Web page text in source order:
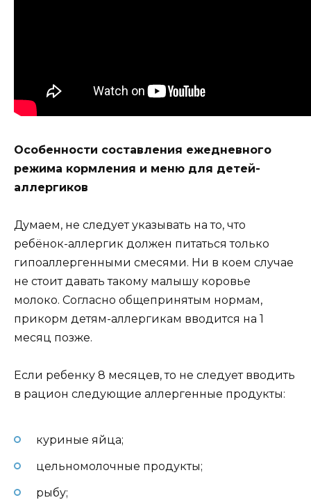
Особенности составления ежедневного
режима кормления и меню для детей-
аллергиков
Думаем, не следует указывать на то, что
ребёнок-аллергик должен питаться только
гипоаллергенными смесями. Ни в коем случае
не стоит давать такому малышу коровье
молоко. Согласно общепринятым нормам,
прикорм детям-аллергикам вводится на 1
месяц позже.
Если ребенку 8 месяцев, то не следует вводить
в рацион следующие аллергенные продукты:
куриные яйца;
цельномолочные продукты;
рыбу;